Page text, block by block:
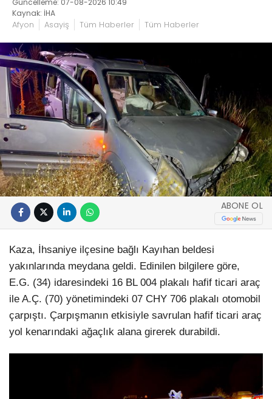
Güncelleme: 07-08-2026 10:49
Kaynak: İHA
Afyon Asayiş Tüm Haberler Tüm Haberler
ABONE OL
Kaza, İhsaniye ilçesine bağlı Kayıhan beldesi
yakınlarında meydana geldi. Edinilen bilgilere göre,
E.G. (34) idaresindeki 16 BL 004 plakalı hafif ticari araç
ile A.Ç. (70) yönetimindeki 07 CHY 706 plakalı otomobil
çarpıştı. Çarpışmanın etkisiyle savrulan hafif ticari araç
yol kenarındaki ağaçlık alana girerek durabildi.